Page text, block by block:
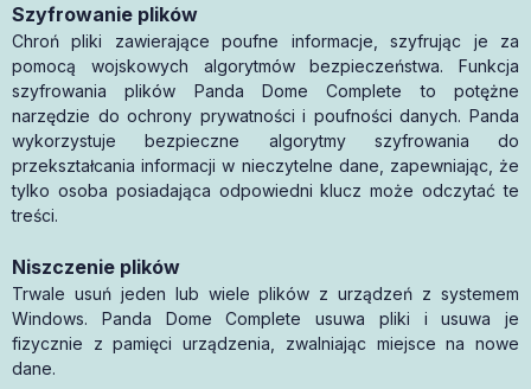
Szyfrowanie plików
Chroń pliki zawierające poufne informacje, szyfrując je za
pomocą wojskowych algorytmów bezpieczeństwa. Funkcja
szyfrowania plików Panda Dome Complete to potężne
narzędzie do ochrony prywatności i poufności danych. Panda
wykorzystuje bezpieczne algorytmy szyfrowania do
przekształcania informacji w nieczytelne dane, zapewniając, że
tylko osoba posiadająca odpowiedni klucz może odczytać te
treści.
Niszczenie plików
Trwale usuń jeden lub wiele plików z urządzeń z systemem
Windows. Panda Dome Complete usuwa pliki i usuwa je
fizycznie z pamięci urządzenia, zwalniając miejsce na nowe
dane.